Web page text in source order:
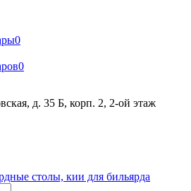
0
0
д. 35 Б, корп. 2, 2-ой этаж